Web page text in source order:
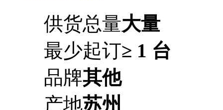
供货总量大量
最少起订≥ 1 台
品牌其他
产地苏州